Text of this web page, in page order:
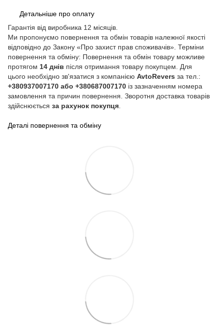
Детальніше про оплату
Гарантія від виробника 12 місяців.
Ми пропонуємо повернення та обмін товарів належної якості
відповідно до Закону «Про захист прав споживачів». Терміни
повернення та обміну: Повернення та обмін товару можливе
протягом 14 днів після отримання товару покупцем. Для
цього необхідно зв'язатися з компанією AvtoRevers за тел.:
+380937007170 або +380687007170 із зазначенням номера
замовлення та причин повернення. Зворотня доставка товарів
здійснюється за рахунок покупця.
Деталі повернення та обміну